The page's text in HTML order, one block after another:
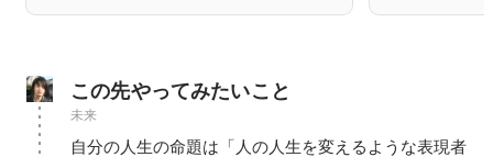
マーケティングの最適解に挑むま
この先やってみたいこと
未来
自分の人生の命題は「人の人生を変えるような表現者